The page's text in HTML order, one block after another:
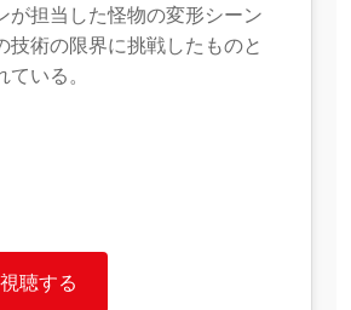
が担当した怪物の変形シーン
技術の限界に挑戦したものと
ている。
視聴する